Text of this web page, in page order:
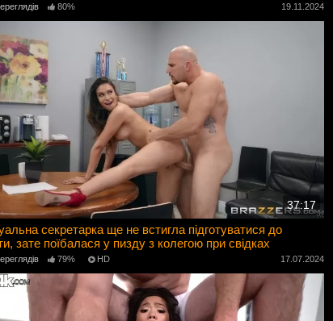
80% 19.11.2024
37:17
секретарка ще не встигла підготуватися до
зате поїбалася у пизду з колегою при свідках
79% HD 17.07.2024